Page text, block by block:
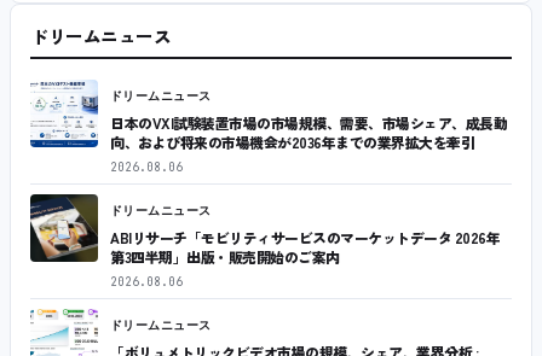
ドリームニュース
ドリームニュース
日本のVXI試験装置市場の市場規模、需要、市場シェア、成長動
向、および将来の市場機会が2036年までの業界拡大を牽引
2026.08.06
ドリームニュース
ABIリサーチ「モビリティサービスのマーケットデータ 2026年
第3四半期」出版・販売開始のご案内
2026.08.06
ドリームニュース
「ボリュメトリックビデオ市場の規模、シェア、業界分析 :